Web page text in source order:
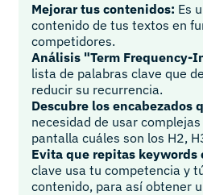
Mejorar tus contenidos: Es
contenido de tus textos en
competidores.
Análisis "Term Frequency-
lista de palabras clave que
reducir su recurrencia.
Descubre los encabezados
necesidad de usar
pantalla cuáles son los H2,
Evita que repitas keywords
clave usa tu competencia y
contenido, para así obtener